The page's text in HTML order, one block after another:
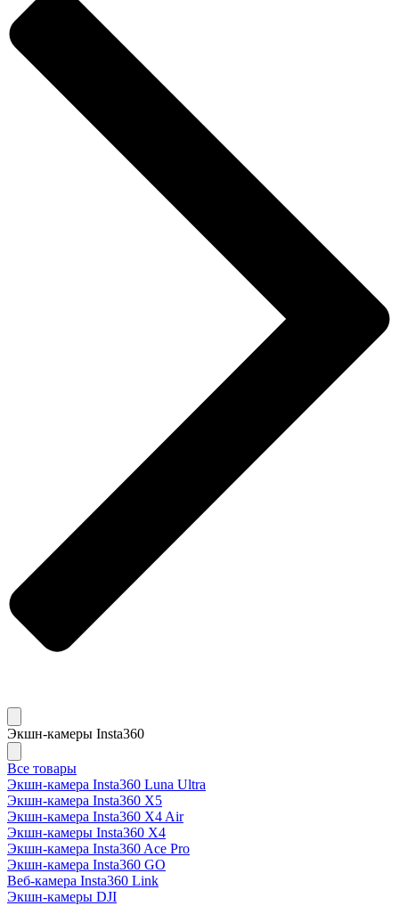
Экшн-камеры Insta360
Все товары
Экшн-камера Insta360 Luna Ultra
Экшн-камера Insta360 X5
Экшн-камера Insta360 X4 Air
Экшн-камеры Insta360 X4
Экшн-камера Insta360 Ace Pro
Экшн-камера Insta360 GO
Веб-камера Insta360 Link
Экшн-камеры DJI